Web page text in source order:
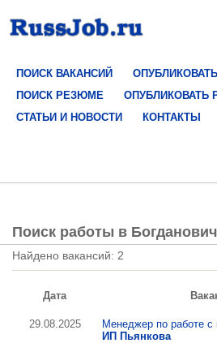
ПОИСК ВАКАНСИЙ
ПОИСК РЕЗЮМЕ
ОПУБЛИКОВАТЬ
СТАТЬИ И НОВОСТИ
КОНТАКТЫ
Поиск работы в
Найдено вакансий: 2
Дата
29.08.2025
Менеджер по работе с
ИП Пьянкова